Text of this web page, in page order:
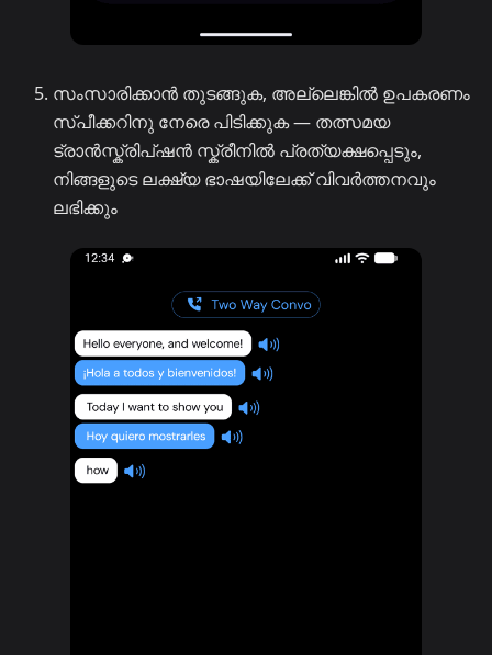
സംസാരിക്കാൻ തുടങ്ങുക, അല്ലെങ്കിൽ ഉപകരണം
സ്പീക്കറിനു നേരെ പിടിക്കുക — തത്സമയ
ട്രാൻസ്ക്രിപ്ഷൻ സ്ക്രീനിൽ പ്രത്യക്ഷപ്പെടും,
നിങ്ങളുടെ ലക്ഷ്യ ഭാഷയിലേക്ക് വിവർത്തനവും
ലഭിക്കും